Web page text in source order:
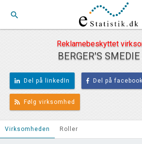
search
Reklamebeskyttet
BERGER'S
Del på linkedIn Del på facebook
Følg virksomhed
Virksomheden Roller